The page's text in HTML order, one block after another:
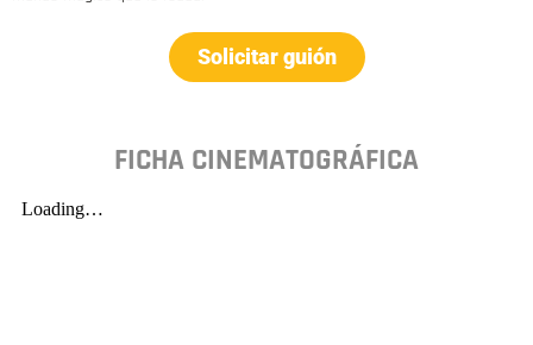
Solicitar guión
FICHA CINEMATOGRÁFICA